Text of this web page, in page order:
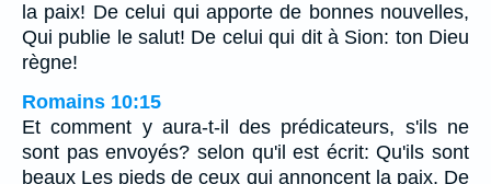
la paix! De celui qui apporte de bonnes nouvelles,
Qui publie le salut! De celui qui dit à Sion: ton Dieu
règne!
Romains 10:15
Et comment y aura-t-il des prédicateurs, s'ils ne
sont pas envoyés? selon qu'il est écrit: Qu'ils sont
beaux Les pieds de ceux qui annoncent la paix, De